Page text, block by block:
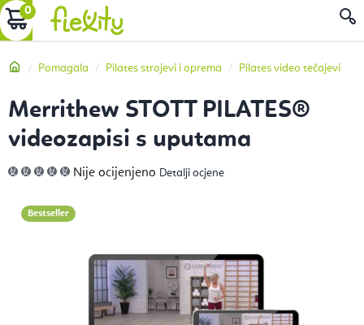
Preskoči
na
KOŠARICA
Početna
Pomagala Pilates strojevi i oprema Pilates video tečajevi
Merrithew STOTT PILATES®
videozapisi s uputama
Prosječna
ocjena
0,0
od
Nije ocijenjeno Detalji ocjene
Bestseller